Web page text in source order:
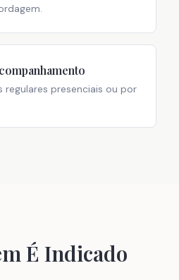
regulares presenciais ou por
É Indicado